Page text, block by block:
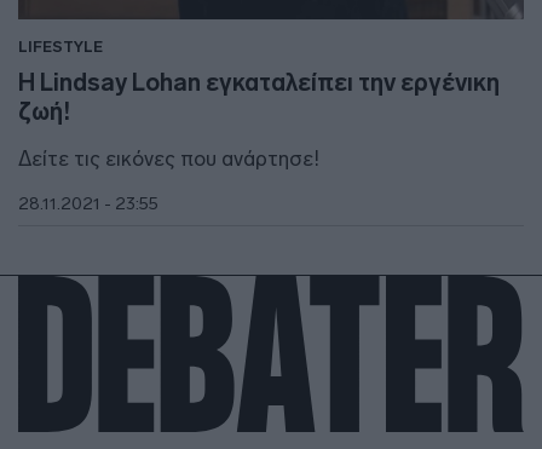
LIFESTYLE
H Lindsay Lohan εγκαταλείπει την εργένικη
ζωή!
Δείτε τις εικόνες που ανάρτησε!
28.11.2021 - 23:55